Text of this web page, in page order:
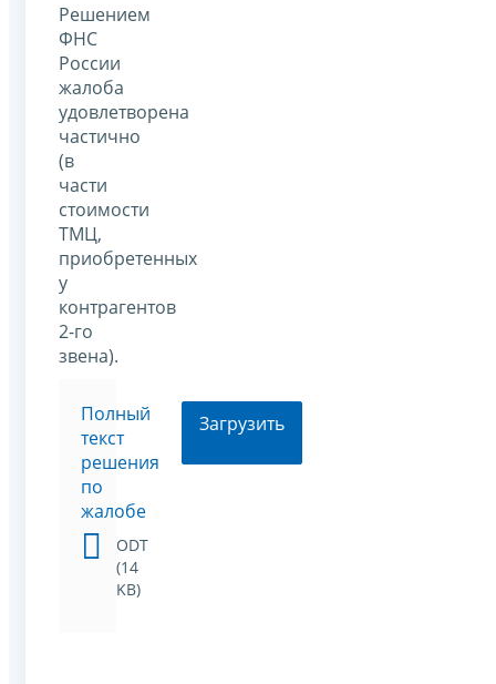
Решением
ФНС
России
жалоба
удовлетворена
частично
(в
части
стоимости
ТМЦ,
приобретенных
у
контрагентов
2-го
звена).
Полный
текст
решения
по
жалобе
ODT
(14
KB)
Загрузить